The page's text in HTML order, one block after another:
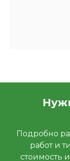
Подробно
работ и
стоимость